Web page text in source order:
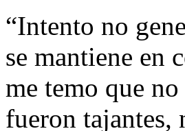
“Intento no
se mantiene en
me temo que
fueron tajantes,